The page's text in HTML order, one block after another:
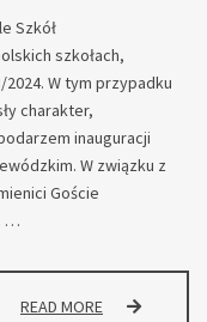
Szkół
szkołach,
W tym przypadku
charakter,
inauguracji
W związku z
Goście
…
READ MORE WOJEWÓDZKA